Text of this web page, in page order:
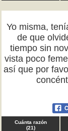
Yo misma,
de que
tiempo sin
vista poco
así que por
Cuánta razón
(21)